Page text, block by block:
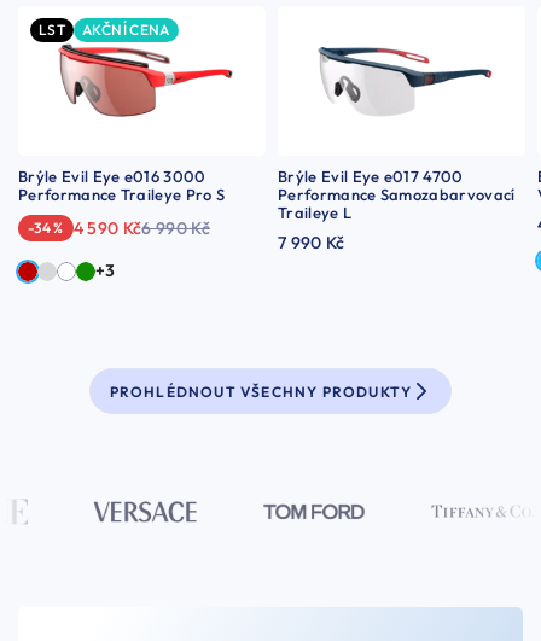
LST AKČNÍ CENA
Brýle Evil Eye e016 3000
Performance Traileye Pro S
-34 % 4 590 Kč6 990 Kč
+3
Brýle Evil Eye e017 4700
Performance Samozabarvovací
Traileye L
7 990 Kč
PROHLÉDNOUT VŠECHNY PRODUKTY